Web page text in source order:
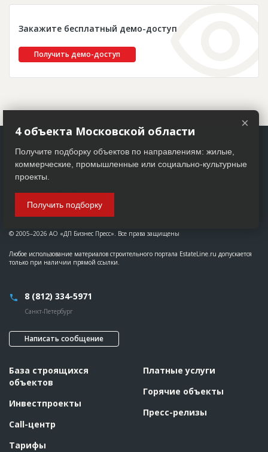
Закажите бесплатный демо-доступ
Получить демо-доступ
© 2005–2026 АО «ДП Бизнес Пресс». Все права защищены
Любое использование материалов строительного портала EstateLine.ru допускается
только при наличии прямой ссылки.
8 (812) 334-5971
Санкт-Петербург
Написать сообщение
База строящихся
объектов
Инвестпроекты
Call-центр
Тарифы
Платные услуги
Горячие объекты
Пресс-релизы
×
4 объекта Московской области
Получите подборку объектов по направлениям: жилые,
коммерческие, промышленные или социально-культурные
проекты.
Получить подборку